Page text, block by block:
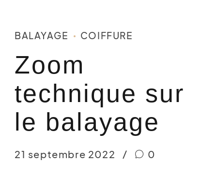
BALAYAGE COIFFURE
Zoom
technique sur
le balayage
21 septembre 2022 0